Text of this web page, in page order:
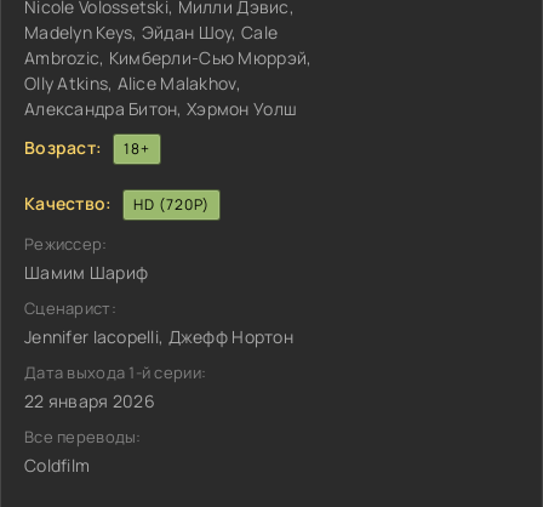
Nicole Volossetski, Милли Дэвис,
Madelyn Keys, Эйдан Шоу, Cale
Ambrozic, Кимберли-Сью Мюррэй,
Olly Atkins, Alice Malakhov,
Александра Битон, Хэрмон Уолш
Возраст:
18+
Качество: HD (720P)
Режиссер:
Шамим Шариф
Сценарист:
Jennifer Iacopelli, Джефф Нортон
Дата выхода 1-й серии:
22 января 2026
Все переводы:
Coldfilm